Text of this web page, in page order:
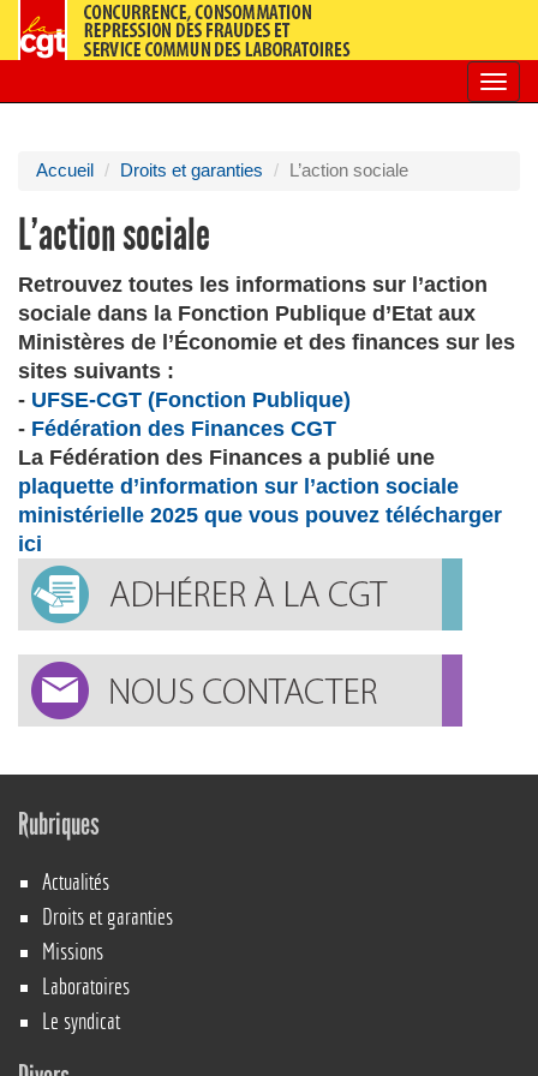
Accueil Droits et garanties L’action sociale
L’action sociale
Retrouvez toutes les informations sur l’action
sociale dans la Fonction Publique d’Etat aux
Ministères de l’Économie et des finances sur les
sites suivants :
- UFSE-CGT (Fonction Publique)
- Fédération des Finances CGT
La Fédération des Finances a publié une
plaquette d’information sur l’action sociale
ministérielle 2025 que vous pouvez télécharger
ici
Rubriques
Actualités
Droits et garanties
Missions
Laboratoires
Le syndicat